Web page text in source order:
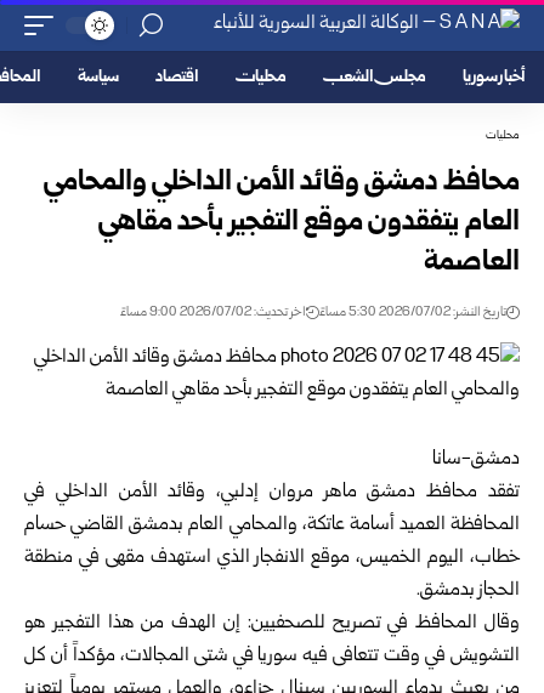
أخبار سوريا مجلس الشعب محليات اقتصاد سياسة
محليات
محافظ دمشق وقائد الأمن الداخلي والمحامي
العام يتفقدون موقع التفجير بأحد مقاهي
العاصمة
تاريخ النشر: 2026/07/02 5:30 مساءً اخر تحديث: 2026/07/02 9:00 مساءً
دمشق-سانا
تفقد محافظ دمشقماهر مروان إدلبي، وقائد الأمن الداخلي في
المحافظة العميد أسامة عاتكة، والمحامي العام بدمشق القاضي حسام
خطاب، اليوم الخميس، موقع الانفجار الذي استهدف مقهى في منطقة
الحجاز بدمشق.
وقال المحافظ في تصريح للصحفيين: إن الهدف من هذا التفجير هو
التشويش في وقت تتعافى فيه سوريا في شتى المجالات، مؤكداً أن كل